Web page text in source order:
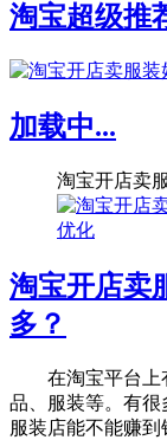
淘宝超级推
加载中...
淘宝开店卖
优化
淘宝开店卖
多？
在淘宝平台上有
品、服装等。有
服装店能不能赚